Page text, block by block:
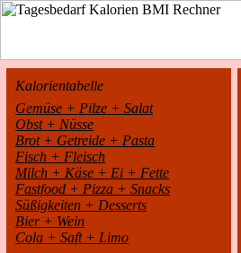
Kalorientabelle
Gemüse + Pilze + Salat
Obst + Nüsse
Brot + Getreide + Pasta
Fisch + Fleisch
Milch + Käse + Ei + Fette
Fastfood + Pizza + Snacks
Süßigkeiten + Desserts
Bier + Wein
Cola + Saft + Limo